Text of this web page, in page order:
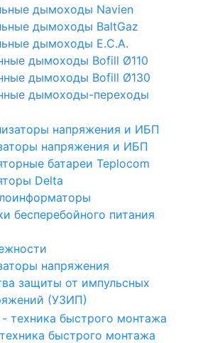
дымоходы Navien
дымоходы BaltGaz
дымоходы E.C.A.
дымоходы Bofill Ø110
дымоходы Bofill Ø130
дымоходы-переходы
напряжения и ИБП
батареи Teplocom
Delta
бесперебойного питания
напряжения
защиты от импульсных
(УЗИП)
быстрого монтажа